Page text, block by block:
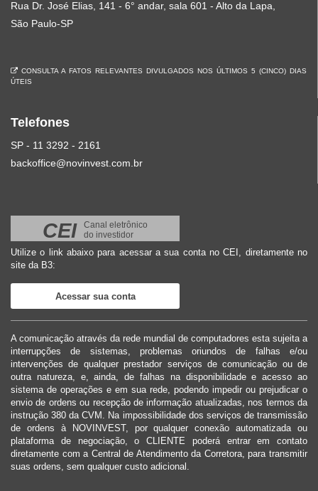
Rua Dr. José Elias, 141 - 6° andar, sala 601 - Alto da Lapa,
São Paulo-SP
CONSULTA A FATOS RELEVANTES DIVULGADOS NOS ÚLTIMOS 5 (CINCO) DIAS
ÚTEIS
Telefones
SP - 11 3292 - 2161
backoffice@novinvest.com.br
CEI
Canal eletrônico
do investidor
Utilize o link abaixo para acessar a sua conta no CEI, diretamente no
site da B3:
Acessar sua conta
A comunicação através da rede mundial de computadores esta sujeita a
interrupções de sistemas, problemas oriundos de falhas e/ou
intervenções de qualquer prestador serviços de comunicação ou de
outra natureza, e, ainda, de falhas na disponibilidade e acesso ao
sistema de operações e em sua rede, podendo impedir ou prejudicar o
envio de ordens ou recepção de informação atualizadas, nos termos da
instrução 380 da CVM. Na impossibilidade dos serviços de transmissão
de ordens à NOVINVEST, por qualquer conexão automatizada ou
plataforma de negociação, o CLIENTE poderá entrar em contato
diretamente com a Central de Atendimento da Corretora, para transmitir
suas ordens, sem qualquer custo adicional.